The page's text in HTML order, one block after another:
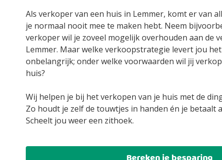
Als verkoper van een huis in Lemmer, komt er van
je normaal nooit mee te maken hebt. Neem
verkoper wil je zoveel mogelijk overhouden aan de
Lemmer. Maar welke verkoopstrategie levert jou
onbelangrijk; onder welke voorwaarden wil jij
huis?
Wij helpen je bij het verkopen van je huis met de
Zo houdt je zelf de touwtjes in handen én je betaalt
Scheelt jou weer een zithoek.